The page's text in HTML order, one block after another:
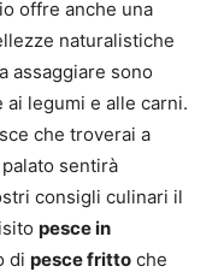
offre anche una
naturalistiche
assaggiare sono
legumi e alle carni.
che troverai a
sentirà
consigli culinari il
pesce in
di pesce fritto che